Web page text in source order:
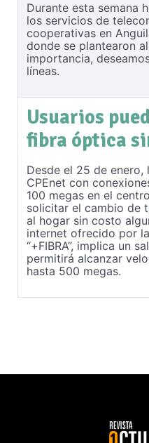
Durante esta semana
los servicios de
cooperativas en
donde se plantearon
importancia,
líneas.
Usuarios
fibra óptica
Desde el 25 de enero,
CPEnet con
100 megas en el
solicitar el cambio de
al hogar sin costo
internet ofrecido por
“+FIBRA”, implica un
permitirá alcanzar
hasta 500 megas.